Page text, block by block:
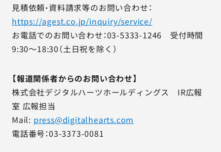
見積依頼・資料請求等のお問い合わせ：
https://agest.co.jp/inquiry/service/
お電話でのお問い合わせ：03-5333-1246 受付時間
9:30～18:30（土日祝を除く）
【報道関係者からのお問い合わせ】
株式会社デジタルハーツホールディングス IR広報
室 広報担当
Mail: press@digitalhearts.com
電話番号：03-3373-0081